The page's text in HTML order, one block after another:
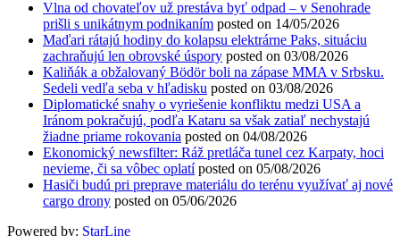
Vlna od chovateľov už prestáva byť odpad – v Senohrade
prišli s unikátnym podnikaním posted on 14/05/2026
Maďari rátajú hodiny do kolapsu elektrárne Paks, situáciu
zachraňujú len obrovské úspory posted on 03/08/2026
Kaliňák a obžalovaný Bödör boli na zápase MMA v Srbsku.
Sedeli vedľa seba v hľadisku posted on 03/08/2026
Diplomatické snahy o vyriešenie konfliktu medzi USA a
Iránom pokračujú, podľa Kataru sa však zatiaľ nechystajú
žiadne priame rokovania posted on 04/08/2026
Ekonomický newsfilter: Ráž pretláča tunel cez Karpaty, hoci
nevieme, či sa vôbec oplatí posted on 05/08/2026
Hasiči budú pri preprave materiálu do terénu využívať aj nové
cargo drony posted on 05/06/2026
Powered by: StarLine